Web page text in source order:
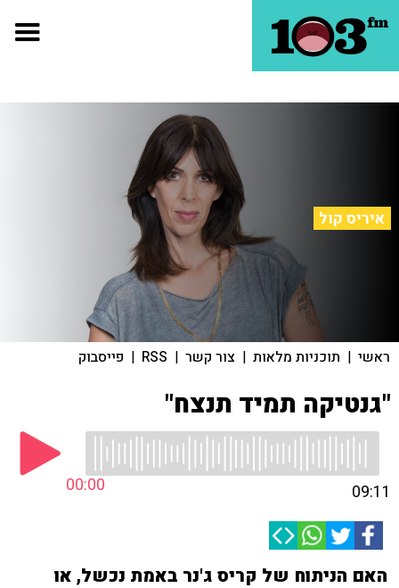
איריס קול
ראשי | תוכניות מלאות | צור קשר |
RSS
| פייסבוק
"גנטיקה תמיד תנצח"
00:00 09:11
האם הניתוח של קריס ג'נר באמת נכשל, או